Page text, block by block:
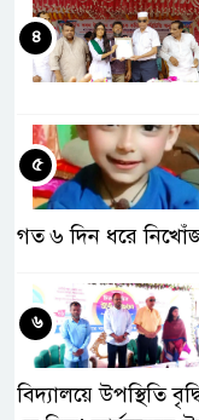
৪
গত ৬ দিন ধরে
৫
বিদ্যালয়ে উপস্থিতি
৬